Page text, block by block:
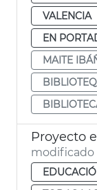
VALENCIA
EN
MAITE
Proyecto
modificado